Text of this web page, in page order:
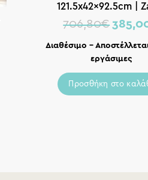
121.5x42x92.5cm |
706,80€
Διαθέσιμο –
εργάσιμες
Προσθήκη στο